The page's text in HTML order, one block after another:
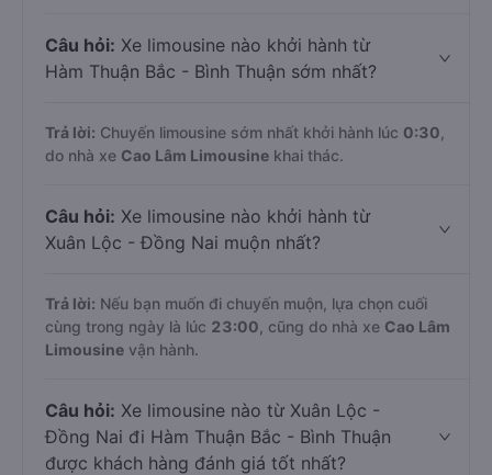
Câu hỏi: Xe limousine nào khởi hành từ
Hàm Thuận Bắc - Bình Thuận sớm nhất?
Trả lời: Chuyến limousine sớm nhất khởi hành lúc 0:30
do nhà xe Cao Lâm Limousine khai thác.
Câu hỏi: Xe limousine nào khởi hành từ
Xuân Lộc - Đồng Nai muộn nhất?
Trả lời: Nếu bạn muốn đi chuyến muộn, lựa chọn cuối
cùng trong ngày là lúc 23:00 , cũng do nhà xe Cao Lâm
Limousine vận hành.
Câu hỏi: Xe limousine nào từ Xuân Lộc -
Đồng Nai đi Hàm Thuận Bắc - Bình Thuận
được khách hàng đánh giá tốt nhất?